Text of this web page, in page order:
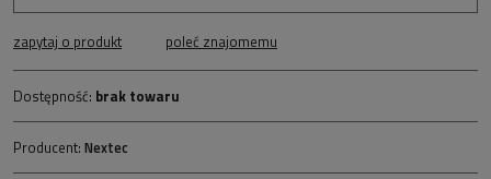
zapytaj o produkt poleć znajomemu
Dostępność: brak towaru
Producent: Nextec